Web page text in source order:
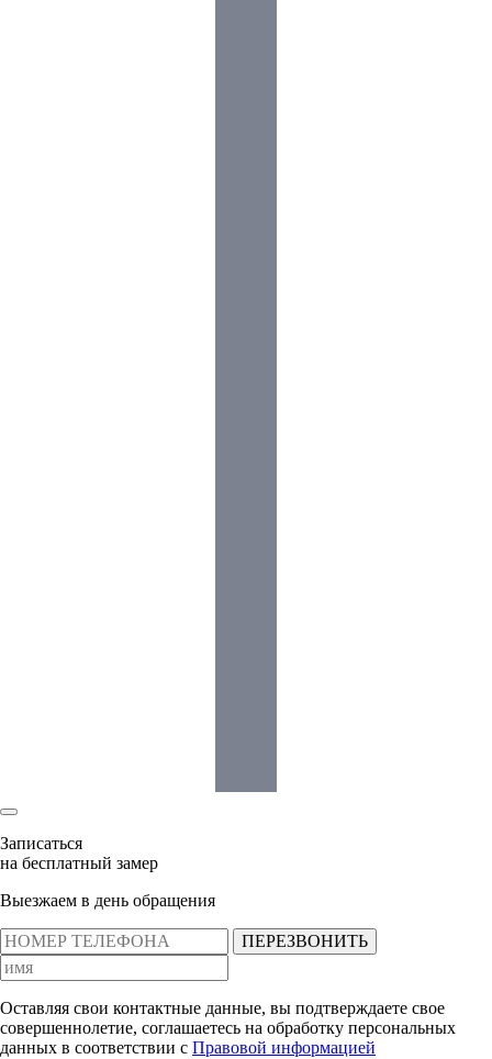
Записаться
на бесплатный замер
Выезжаем в день обращения
ПЕРЕЗВОНИТЬ
Оставляя свои контактные данные, вы подтверждаете свое
совершеннолетие, соглашаетесь на обработку персональных
данных в соответствии с Правовой информацией